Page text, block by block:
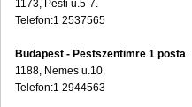
1173, Pesti u.5-7.
Telefon:1 2537565
Budapest - Pestszentimre 1 posta
1188, Nemes u.10.
Telefon:1 2944563